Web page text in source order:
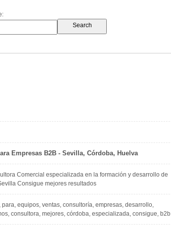
Empresas B2B - Sevilla, Córdoba, Huelva
Comercial especializada en la formación y desarrollo de
Consigue mejores resultados
equipos, ventas, consultoría, empresas, desarrollo,
consultora, mejores, córdoba, especializada, consigue, b2b